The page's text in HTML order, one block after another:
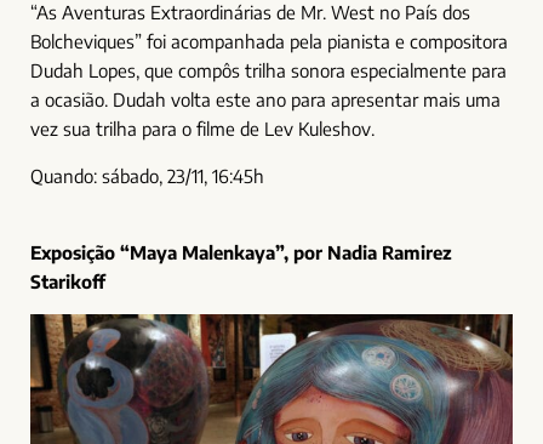
“As Aventuras Extraordinárias de Mr. West no País dos
Bolcheviques” foi acompanhada pela pianista e compositora
Dudah Lopes, que compôs trilha sonora especialmente para
a ocasião. Dudah volta este ano para apresentar mais uma
vez sua trilha para o filme de Lev Kuleshov.
Quando: sábado, 23/11, 16:45h
Exposição “Maya Malenkaya”, por Nadia Ramirez
Starikoff